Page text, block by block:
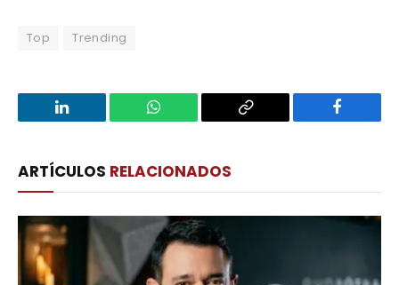
Top Trending
LinkedIn WhatsApp
Copy
Facebook
ARTÍCULOS RELACIONADOS